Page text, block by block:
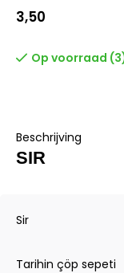
3,50
Op voorraad
Beschrijving
SIR
Sir
Tarihin çöp sepeti